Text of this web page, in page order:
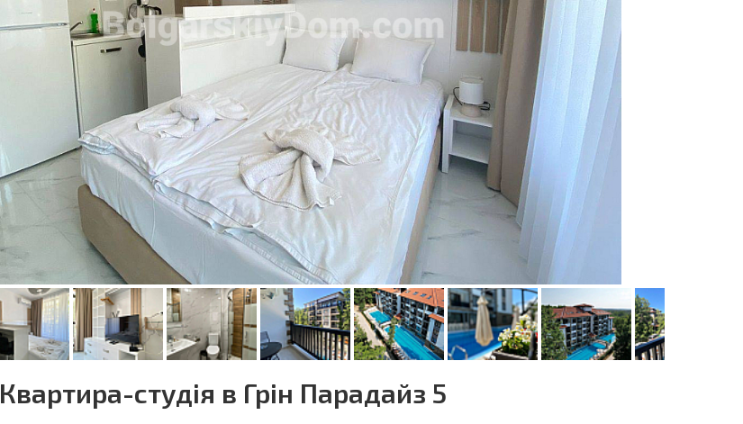
Квартира-студія в Грін Парадайз 5